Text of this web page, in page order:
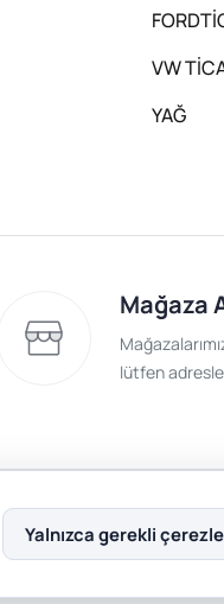
VW
YAĞ
Mağaza
lütfen
Gizlilik Politikası
Yalnızca gerekli